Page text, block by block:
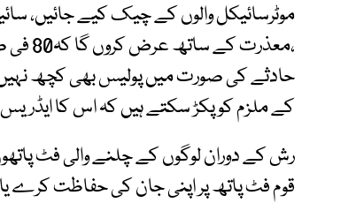
موٹرسائیکل والوں کے چیک کیے جائیں،
حادثے کی صورت میں پولیس بھی کچھ
کے ملزم کو پکڑ سکتے ہیں کہ اس کا
رش کے دوران لوگوں کے چلنے والی فٹ
قوم فٹ پاتھ پر اپنی جان کی حفاظت کرے یا